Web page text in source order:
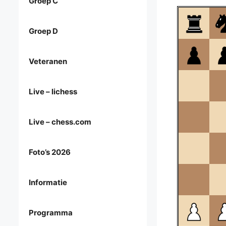
Groep D
Veteranen
Live – lichess
Live – chess.com
Foto’s 2026
Informatie
Programma